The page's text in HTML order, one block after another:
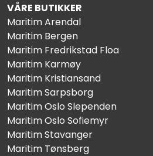
VÅRE BUTIKKER
Maritim Arendal
Maritim Bergen
Maritim Fredrikstad Floa
Maritim Karmøy
Maritim Kristiansand
Maritim Sarpsborg
Maritim Oslo Slependen
Maritim Oslo Sofiemyr
Maritim Stavanger
Maritim Tønsberg